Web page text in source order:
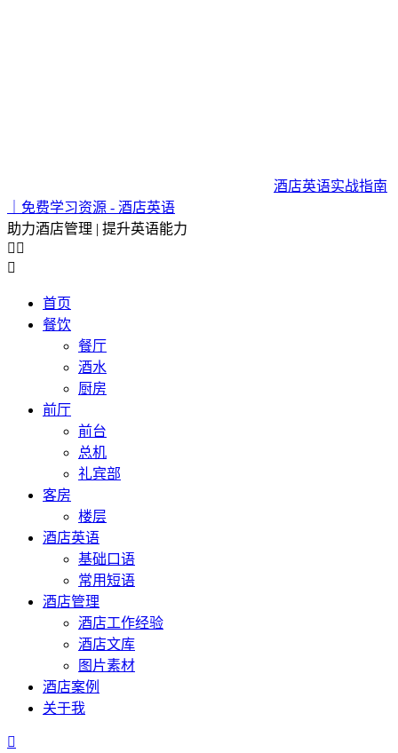
酒店英语实战指南
｜免费学习资源 - 酒店英语
助力酒店管理 | 提升英语能力
 

首页
餐饮
餐厅
酒水
厨房
前厅
前台
总机
礼宾部
客房
楼层
酒店英语
基础口语
常用短语
酒店管理
酒店工作经验
酒店文库
图片素材
酒店案例
关于我
